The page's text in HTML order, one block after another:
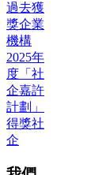
過去獲
獎企業
機構
2025年
度「社
企嘉許
計劃」
得獎社
企